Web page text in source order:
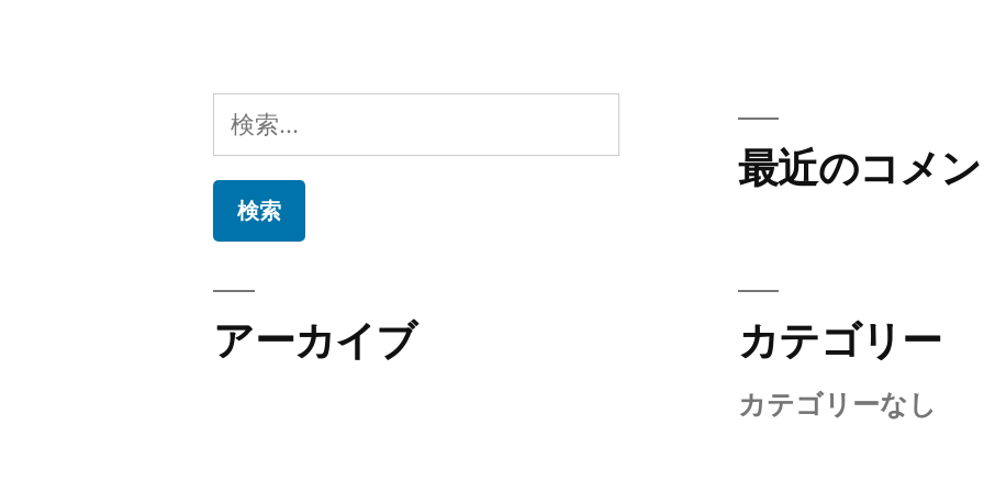
検
索:
最近のコメ
アーカイブ カテゴリー
カテゴリーなし